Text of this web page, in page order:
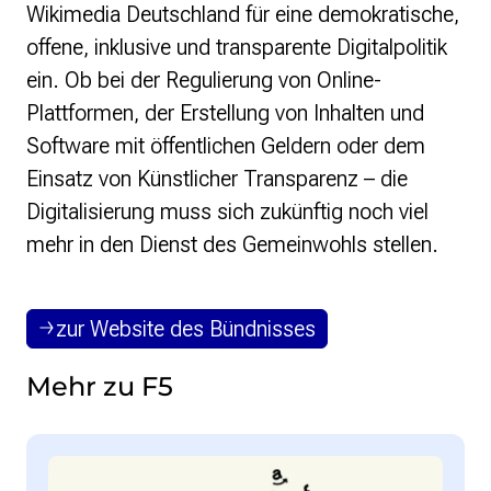
Über uns
Verein
Unsere Werte
Strategie und Ziele
Ansprechpartner*innen
Jahresberichte
Transparenz
Presse
Suchen
Wikimedia Deutschland für eine demokratische,
offene, inklusive und transparente Digitalpolitik
ein. Ob bei der Regulierung von Online-
Plattformen, der Erstellung von Inhalten und
Software mit öffentlichen Geldern oder dem
Einsatz von Künstlicher Transparenz – die
Digitalisierung muss sich zukünftig noch viel
mehr in den Dienst des Gemeinwohls stellen.
zur Website des Bündnisses
Mehr zu F5